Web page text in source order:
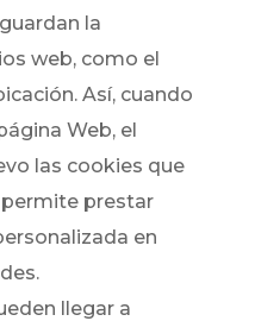
la
web, como el
Así, cuando
Web, el
las cookies que
permite prestar
en
llegar a